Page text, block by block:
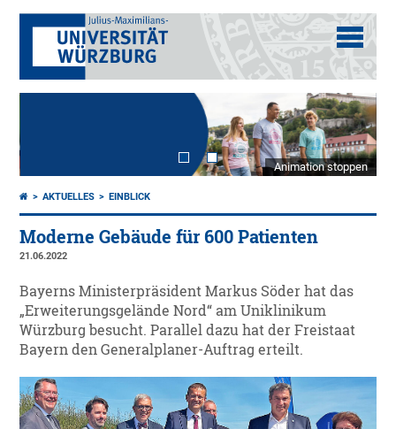
Animation stoppen
AKTUELLES EINBLICK
Moderne Gebäude für 600 Patienten
21.06.2022
Bayerns Ministerpräsident Markus Söder hat das
„Erweiterungsgelände Nord“ am Uniklinikum
Würzburg besucht. Parallel dazu hat der Freistaat
Bayern den Generalplaner-Auftrag erteilt.